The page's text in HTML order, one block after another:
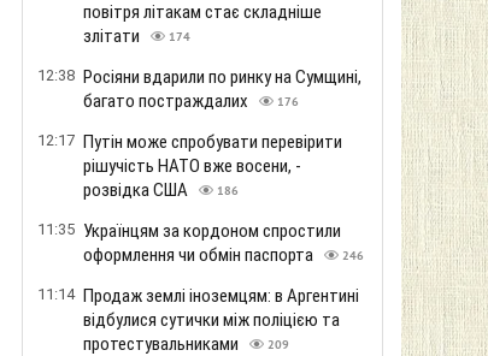
повітря літакам стає складніше
злітати
174
12:38 Росіяни вдарили по ринку на Сумщині,
багато постраждалих
176
12:17 Путін може спробувати перевірити
рішучість НАТО вже восени, -
розвідка США
186
11:35 Українцям за кордоном спростили
оформлення чи обмін паспорта
246
11:14 Продаж землі іноземцям: в Аргентині
відбулися сутички між поліцією та
протестувальниками
209